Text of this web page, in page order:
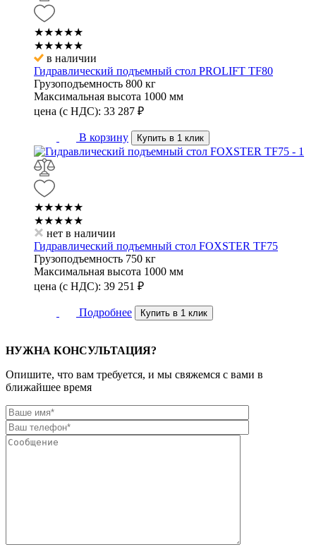
★★★★★
★★★★★
в наличии
Гидравлический подъемный стол PROLIFT TF80
Грузоподъемность 800 кг
Максимальная высота 1000 мм
цена (с НДС): 33 287 ₽
В корзину Купить в 1 клик
★★★★★
★★★★★
нет в наличии
Гидравлический подъемный стол FOXSTER TF75
Грузоподъемность 750 кг
Максимальная высота 1000 мм
цена (с НДС): 39 251 ₽
Подробнее Купить в 1 клик
НУЖНА КОНСУЛЬТАЦИЯ?
Опишите, что вам требуется, и мы свяжемся с вами в
ближайшее время